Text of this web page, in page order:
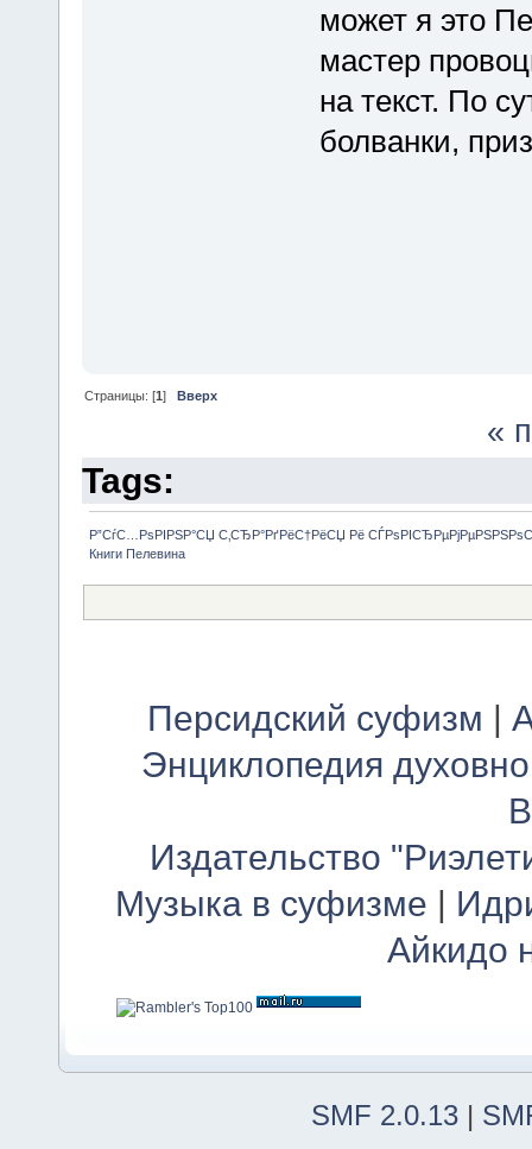
может я это
мастер
на текст. По
болванки,
Страницы: [1] Вверх
«
Tags:
Р”СѓС…РѕРІРЅР°СЏ С‚СЂР°РґРёС†РёСЏ Рё
Книги Пелевина
Персидский суфизм |
Энциклопедия
Издательство
Музыка в суфизме |
Айкидо
SMF 2.0.13 |